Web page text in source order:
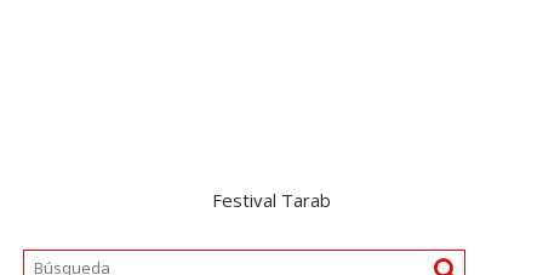
Festival Tarab